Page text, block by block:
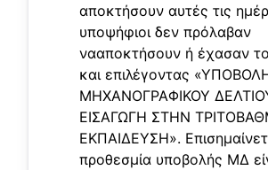
αποκτήσουν αυτές τις
υποψήφιοι δεν πρόλαβαν
νααποκτήσουν ή έχασαν
και επιλέγοντας
ΜΗΧΑΝΟΓΡΑΦΙΚΟΥ
ΕΙΣΑΓΩΓΗ ΣΤΗΝ
ΕΚΠΑΙΔΕΥΣΗ».
προθεσμία υποβολής ΜΔ